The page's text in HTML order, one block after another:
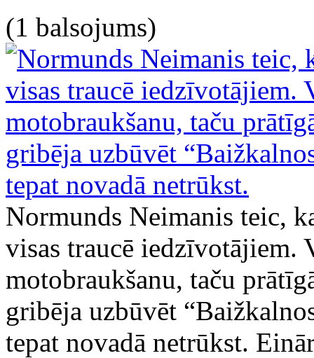
(1 balsojums)
Normunds Neimanis teic,
visas traucē iedzīvotājiem.
motobraukšanu, taču
gribēja uzbūvēt
tepat novadā netrūkst.